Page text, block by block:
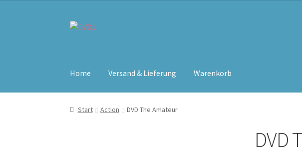
Zur
Zum
Home Versand & Lieferung Warenkorb
Start Action DVD The Amateur
DVD